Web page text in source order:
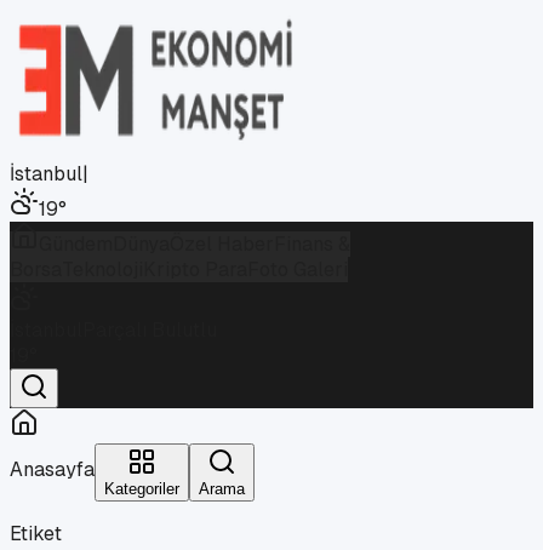
İstanbul|
19°
Anasayfa
Kategoriler Arama
Etiket